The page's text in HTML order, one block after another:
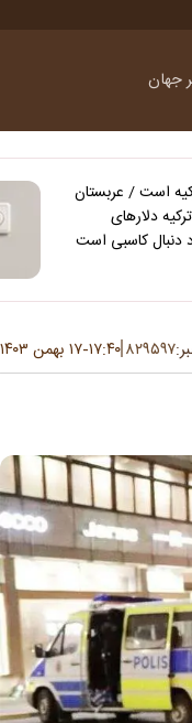
جهان
است / عربستان
دلارهای
دنبال کاسبی است
۸۲۹۵۹۷ ۱۷:۴۰-۱۷ بهمن ۱۴۰۳